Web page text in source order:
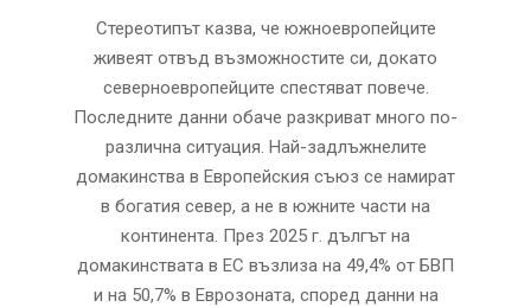
Стереотипът казва, че южноевропейците
живеят отвъд възможностите си, докато
северноевропейците спестяват повече.
Последните данни обаче разкриват много по-
различна ситуация. Най-задлъжнелите
домакинства в Европейския съюз се намират
в богатия север, а не в южните части на
континента. През 2025 г. дългът на
домакинствата в ЕС възлиза на 49,4% от БВП
и на 50,7% в Еврозоната, според данни на